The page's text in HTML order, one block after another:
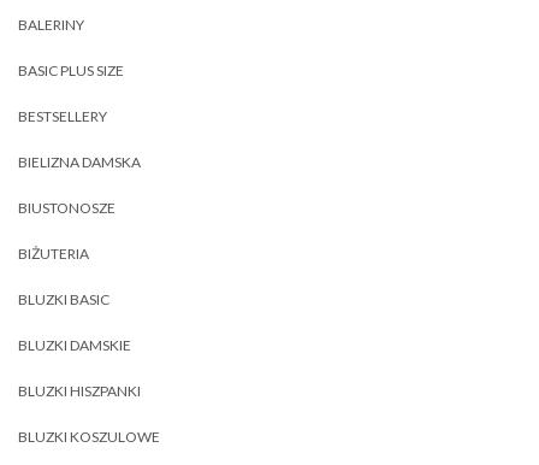
BALERINY
BASIC PLUS SIZE
BESTSELLERY
BIELIZNA DAMSKA
BIUSTONOSZE
BIŻUTERIA
BLUZKI BASIC
BLUZKI DAMSKIE
BLUZKI HISZPANKI
BLUZKI KOSZULOWE